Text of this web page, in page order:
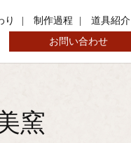
お問い合わせ
り 制作過程 道具紹介
窯